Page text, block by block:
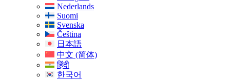
Nederlands
Suomi
Svenska
Čeština
日本語
中文 (简体)
हिंदी
한국어